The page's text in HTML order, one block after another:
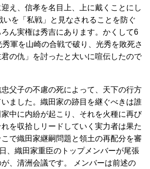
え、信孝を名目上、上に戴くことにし
いを「私戦」と見なされることを防ぐ
ん実権は秀吉にあります。かくして6
秀軍を山崎の合戦で破り、光秀を敗死さ
の仇」を討ったと大いに喧伝したので
父子の不慮の死によって、天下の行方
ました。織田家の跡目を継ぐべきは誰
中に内紛が起こり、それを火種に再び
を収拾しリードしていく実力者は果た
で織田家継嗣問題と領土の再配分を審
、織田家重臣のトップメンバーが尾張
、清洲会議です。 メンバーは前述の